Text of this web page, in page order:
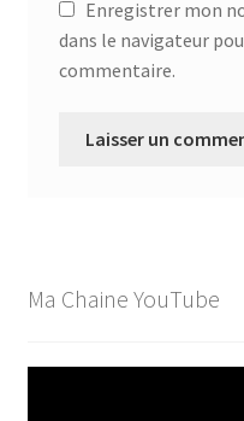
Enregistrer mon
dans le navigateur
commentaire.
Ma Chaine YouTube